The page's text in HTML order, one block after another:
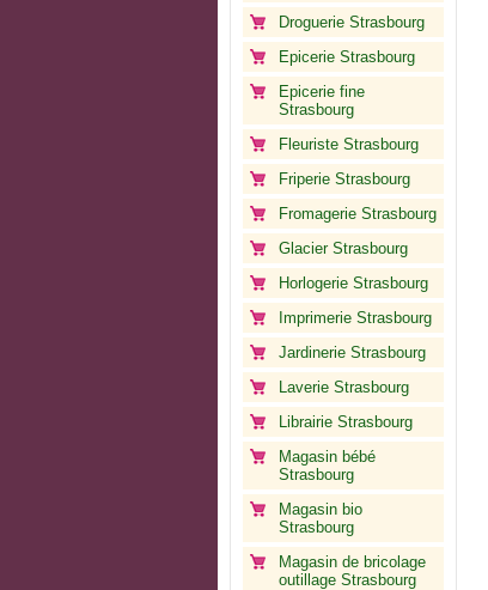
Droguerie Strasbourg
Epicerie Strasbourg
Epicerie fine
Strasbourg
Fleuriste Strasbourg
Friperie Strasbourg
Fromagerie Strasbourg
Glacier Strasbourg
Horlogerie Strasbourg
Imprimerie Strasbourg
Jardinerie Strasbourg
Laverie Strasbourg
Librairie Strasbourg
Magasin bébé
Strasbourg
Magasin bio
Strasbourg
Magasin de bricolage
outillage Strasbourg